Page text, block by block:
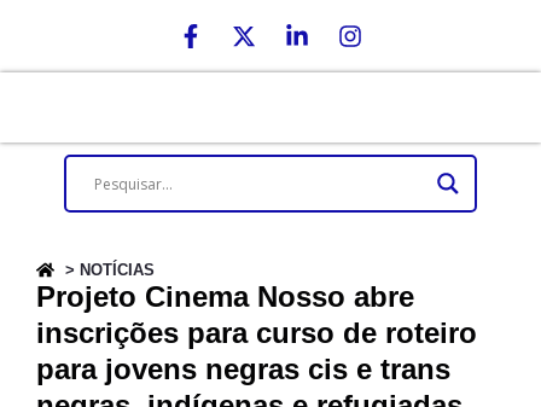
> NOTÍCIAS
Projeto Cinema Nosso abre
inscrições para curso de roteiro
para jovens negras cis e trans